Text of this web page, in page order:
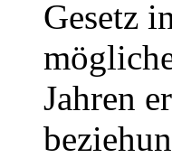
Gesetz
Jahren